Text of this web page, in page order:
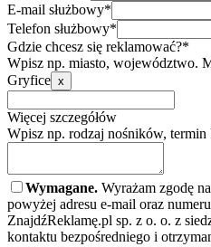
E-mail służbowy*
Telefon służbowy*
Gdzie chcesz się reklamować?*
Wpisz np. miasto, województwo.
Gryfice x
Więcej szczegółów
Wpisz np. rodzaj nośników, termin
Wymagane. Wyrażam zgodę
powyżej adresu e-mail oraz
ZnajdźReklamę.pl sp. z o. o. z
kontaktu bezpośredniego i